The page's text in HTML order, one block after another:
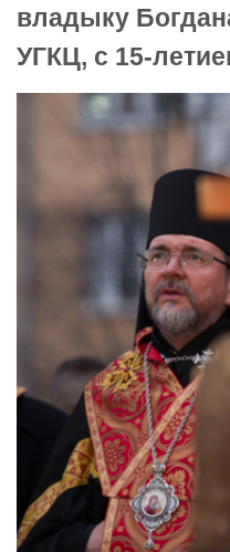
владыку
УГКЦ, с 15-